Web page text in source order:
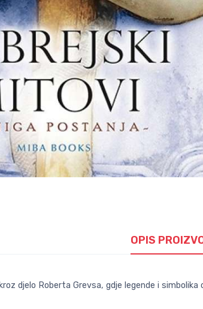
OPIS
djelo Roberta Grevsa, gdje legende i simbolika